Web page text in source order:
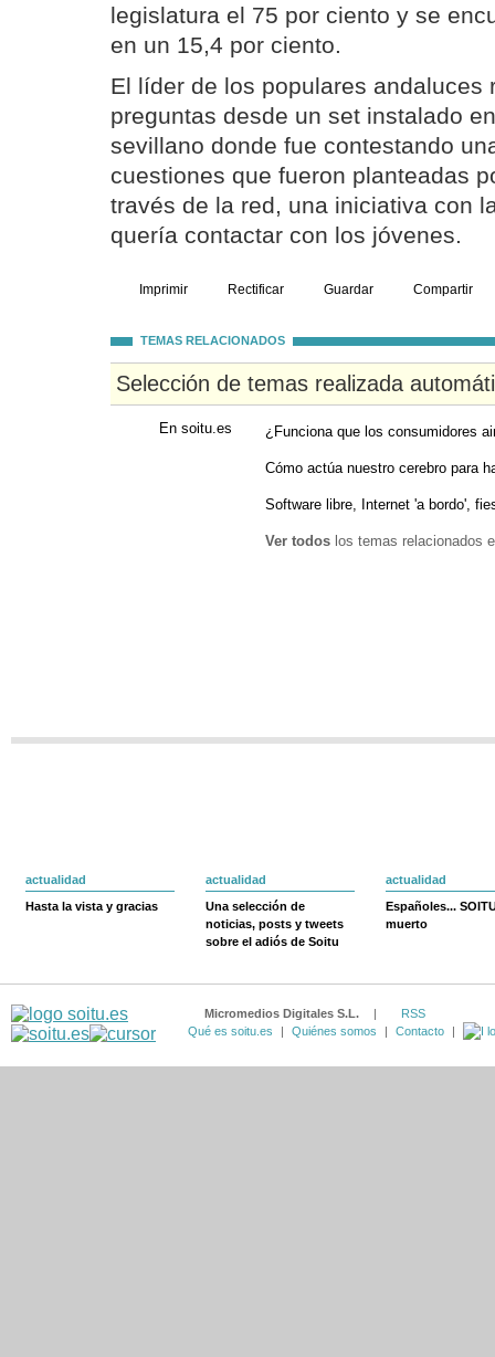
legislatura el 75 por ciento y se
en un 15,4 por ciento.
El líder de los populares andaluces
preguntas desde un set instalado
sevillano donde fue contestando
cuestiones que fueron planteadas
través de la red, una iniciativa con
quería contactar con los jóvenes.
Imprimir Rectificar Guardar Compartir
TEMAS RELACIONADOS
Selección de temas realizada
En soitu.es ¿Funciona que los consumidores
Cómo actúa nuestro cerebro para
Software libre, Internet 'a bordo',
Ver todos los temas relacionados
actualidad
Hasta la vista y gracias
actualidad
Una selección de
noticias, posts y tweets
sobre el adiós de Soitu
actualidad
Españoles...
muerto
Micromedios Digitales S.L. |
RSS
Qué es soitu.es
| Quiénes somos | Contacto |